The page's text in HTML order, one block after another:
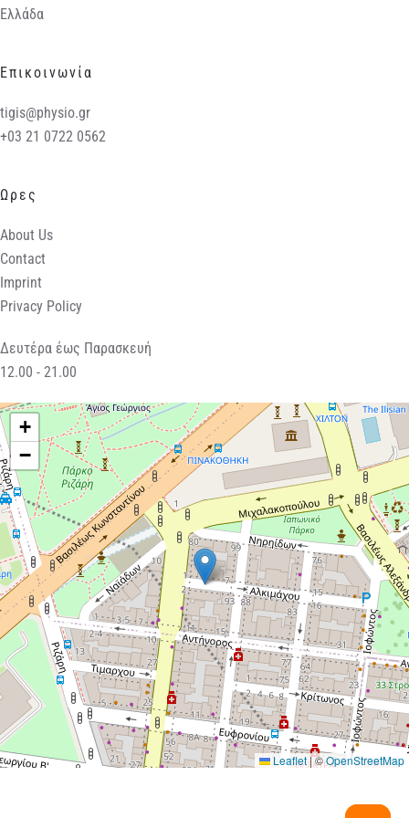
Ελλάδα
Επικοινωνία
tigis@physio.gr
+03 21 0722 0562
Ωρες
About Us
Contact
Imprint
Privacy Policy
Δευτέρα έως Παρασκευή
12.00 - 21.00
+
−
Leaflet|©OpenStreetMap